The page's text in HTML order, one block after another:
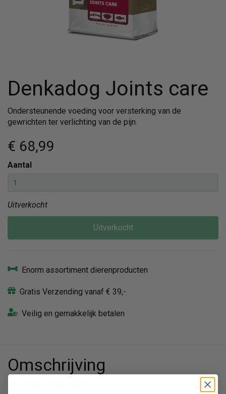
Denkadog Joints care
Ondersteunende voeding voor versterking van de
gewrichten ter verlichting van de pijn.
€ 68,99
Aantal
Uitverkocht
Uitverkocht
Enorm assortiment dierenproducten
Gratis Verzending vanaf € 39,-
Veilig en gemakkelijk betalen
Omschrijving